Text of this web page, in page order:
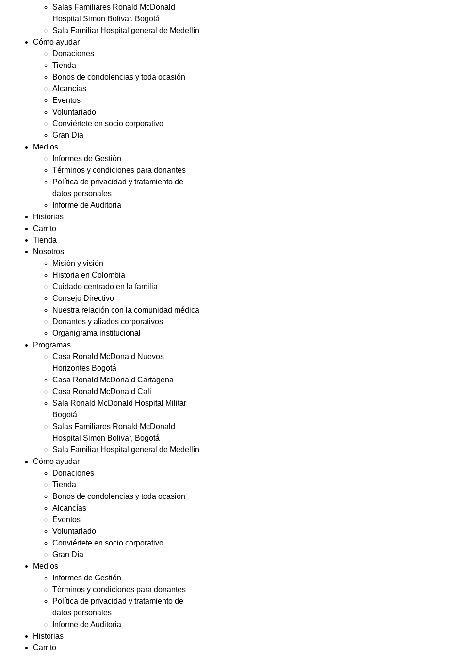
Salas Familiares Ronald McDonald
Hospital Simon Bolivar, Bogotá
Sala Familiar Hospital general de Medellín
Cómo ayudar
Donaciones
Tienda
Bonos de condolencias y toda ocasión
Alcancías
Eventos
Voluntariado
Conviértete en socio corporativo
Gran Día
Medios
Informes de Gestión
Términos y condiciones para donantes
Política de privacidad y tratamiento de
datos personales
Informe de Auditoria
Historias
Carrito
Tienda
Nosotros
Misión y visión
Historia en Colombia
Cuidado centrado en la familia
Consejo Directivo
Nuestra relación con la comunidad médica
Donantes y aliados corporativos
Organigrama institucional
Programas
Casa Ronald McDonald Nuevos
Horizontes Bogotá
Casa Ronald McDonald Cartagena
Casa Ronald McDonald Cali
Sala Ronald McDonald Hospital Militar
Bogotá
Salas Familiares Ronald McDonald
Hospital Simon Bolivar, Bogotá
Sala Familiar Hospital general de Medellín
Cómo ayudar
Donaciones
Tienda
Bonos de condolencias y toda ocasión
Alcancías
Eventos
Voluntariado
Conviértete en socio corporativo
Gran Día
Medios
Informes de Gestión
Términos y condiciones para donantes
Política de privacidad y tratamiento de
datos personales
Informe de Auditoria
Historias
Carrito